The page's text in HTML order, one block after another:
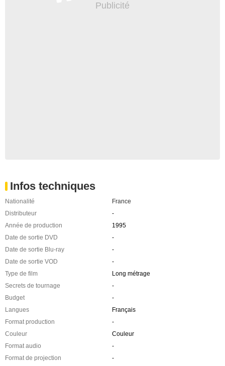
Infos techniques
Nationalité
France
Distributeur
-
Année de production
1995
Date de sortie DVD
-
Date de sortie Blu-ray
-
Date de sortie VOD
-
Type de film
Long métrage
Secrets de tournage
-
Budget
-
Langues
Français
Format production
-
Couleur
Couleur
Format audio
-
Format de projection
-